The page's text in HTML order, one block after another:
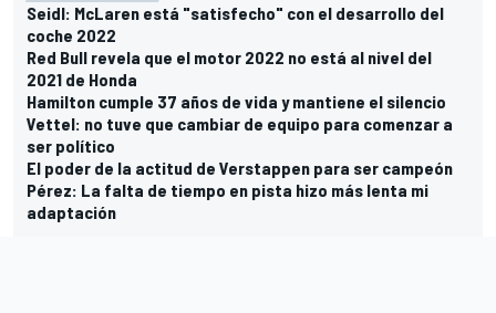
Seidl: McLaren está "satisfecho" con el desarrollo del
coche 2022
Red Bull revela que el motor 2022 no está al nivel del
2021 de Honda
Hamilton cumple 37 años de vida y mantiene el silencio
Vettel: no tuve que cambiar de equipo para comenzar a
ser político
El poder de la actitud de Verstappen para ser campeón
Pérez: La falta de tiempo en pista hizo más lenta mi
adaptación